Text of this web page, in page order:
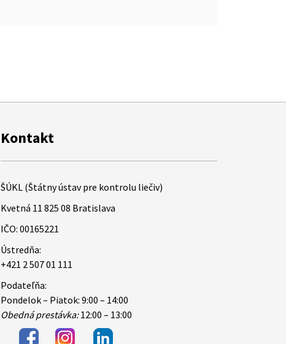
Kontakt
ŠÚKL (Štátny ústav pre kontrolu liečiv)
Kvetná 11 825 08 Bratislava
IČO: 00165221
Ústredňa:
+421 2 507 01 111
Podateľňa:
Pondelok – Piatok: 9:00 – 14:00
Obedná prestávka:12:00 – 13:00